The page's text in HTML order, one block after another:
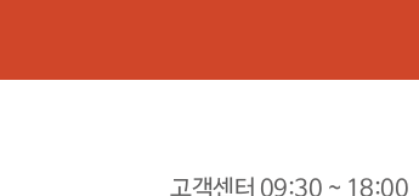
고객센터 09:30 ~ 18:00